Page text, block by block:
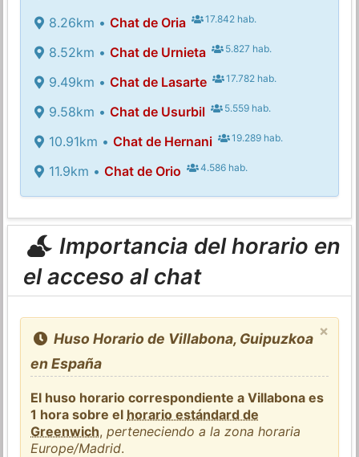
8.26km • Chat de Oria 17.842 hab.
8.52km • Chat de Urnieta 5.827 hab.
9.49km • Chat de Lasarte 17.782 hab.
9.58km • Chat de Usurbil 5.559 hab.
10.91km • Chat de Hernani 19.289 hab.
11.9km • Chat de Orio 4.586 hab.
Importancia del horario en
el acceso al chat
×
Huso Horario de Villabona, Guipuzkoa
en España
El huso horario correspondiente a Villabona es
1 hora sobre el horario estándard de
Greenwich,perteneciendo a la zona horaria
Europe/Madrid.